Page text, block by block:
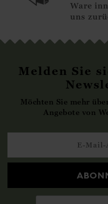
Ware
uns
Melden Sie
Möchten Sie mehr
Angebote von